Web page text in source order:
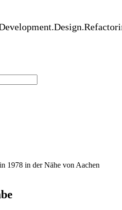
1978 in der Nähe von Aachen